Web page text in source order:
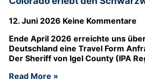
12. Juni 2026 Keine Kommentare
Ende April 2026 erreichte uns
Deutschland eine Travel Form
Der Sheriff von Igel County (IPA
Read More »